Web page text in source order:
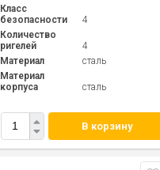
Класс
безопасности
4
Количество
ригелей
4
Материал
сталь
Материал
корпуса
сталь
В корзину